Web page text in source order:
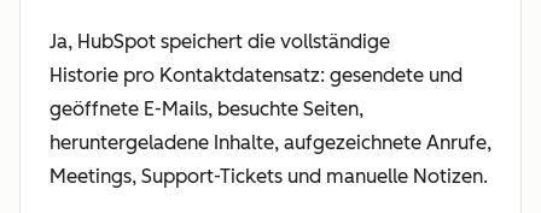
Ja, HubSpot speichert die vollständige
Historie pro Kontaktdatensatz: gesendete und
geöffnete E-Mails, besuchte Seiten,
heruntergeladene Inhalte, aufgezeichnete Anrufe,
Meetings, Support-Tickets und manuelle Notizen.